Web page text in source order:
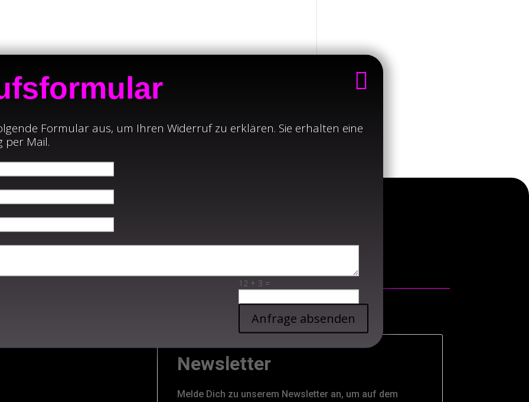
Anregungen?
Newsletter
Melde Dich zu unserem Newsletter an, um auf dem
Formular aus, um Ihren Widerruf zu erklären. Sie erhalten eine
per Mail.
12 + 3 =
Anfrage absenden
